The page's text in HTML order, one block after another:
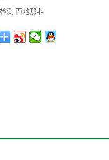
测 西地那非